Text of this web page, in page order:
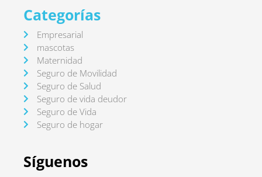
Categorías
Empresarial
mascotas
Maternidad
Seguro de Movilidad
Seguro de Salud
Seguro de vida deudor
Seguro de Vida
Seguro de hogar
Síguenos